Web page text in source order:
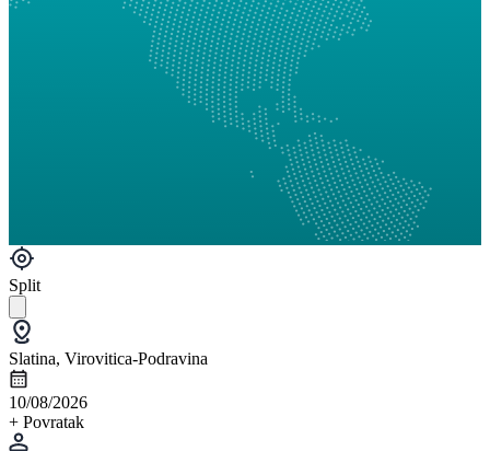
Split
Slatina, Virovitica-Podravina
10/08/2026
+ Povratak